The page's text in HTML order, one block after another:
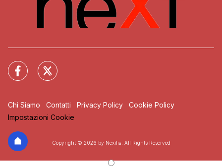
Chi Siamo Contatti Privacy Policy
Cookie Policy
Impostazioni Cookie
Copyright © 2026 by Nexilia. All Rights Reserved